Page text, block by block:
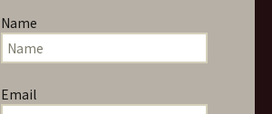
Name
Email